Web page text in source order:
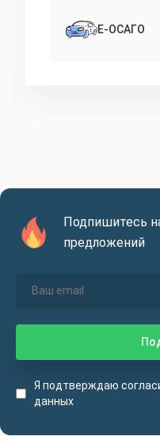
Е-ОСАГО
Подпишитесь
предложений
Я подтверждаю
данных